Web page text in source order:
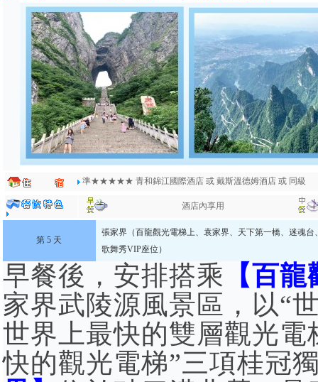
準★★★★★ 青和錦江國際酒店 或 戴斯溫德姆酒店 或 同級
酒店內享用
第 5 天
張家界（百龍觀光電梯上、袁家界、天下第一橋、迷魂
歌舞秀VIP座位）
早餐後，安排搭乘 【百
家界武陵源風景區，以“
世界上最快的雙層觀光
快的觀光電梯”三項桂冠